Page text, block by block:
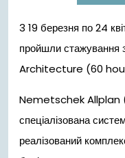
3 19 березня по 24 квітня викладачі кафедри успішно
пройшли стажування
Architecture (60
Nemetschek
спеціалізована
реалізований